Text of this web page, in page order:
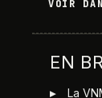
VOIR
EN
La